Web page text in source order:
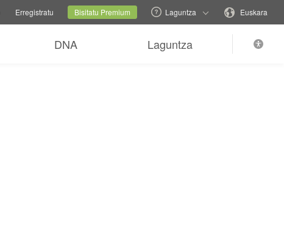
Uneko guneaAldatu hizkuntza
Erregistratu Bisitatu Premium Laguntza Euskara
DNA Laguntza